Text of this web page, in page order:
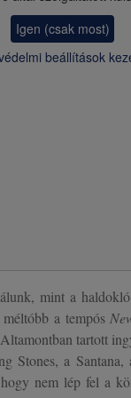
Igen (csak most)
beállítások
mint a
a tempós
tartott
Stones, a
nem lép fel a